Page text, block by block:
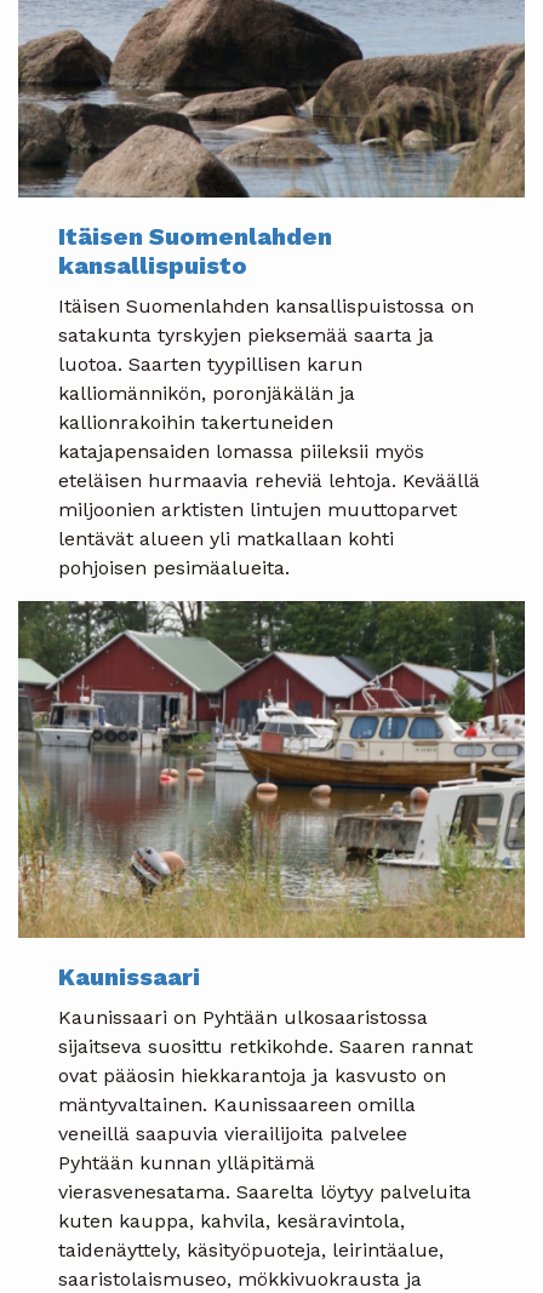
Itäisen Suomenlahden
kansallispuisto
Itäisen Suomenlahden kansallispuistossa on
satakunta tyrskyjen pieksemää saarta ja
luotoa. Saarten tyypillisen karun
kalliomännikön, poronjäkälän ja
kallionrakoihin takertuneiden
katajapensaiden lomassa piileksii myös
eteläisen hurmaavia reheviä lehtoja. Keväällä
miljoonien arktisten lintujen muuttoparvet
lentävät alueen yli matkallaan kohti
pohjoisen pesimäalueita.
Kaunissaari
Kaunissaari on Pyhtään ulkosaaristossa
sijaitseva suosittu retkikohde. Saaren rannat
ovat pääosin hiekkarantoja ja kasvusto on
mäntyvaltainen. Kaunissaareen omilla
veneillä saapuvia vierailijoita palvelee
Pyhtään kunnan ylläpitämä
vierasvenesatama. Saarelta löytyy palveluita
kuten kauppa, kahvila, kesäravintola,
taidenäyttely, käsityöpuoteja, leirintäalue,
saaristolaismuseo, mökkivuokrausta ja